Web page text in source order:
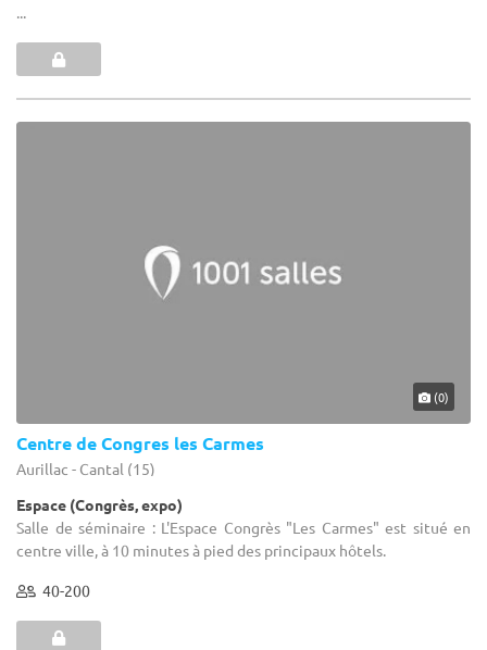
...
(0)
Centre de Congres les Carmes
Aurillac - Cantal (15)
Espace (Congrès, expo)
Salle de séminaire : L'Espace Congrès "Les Carmes" est situé en
centre ville, à 10 minutes à pied des principaux hôtels.
40-200